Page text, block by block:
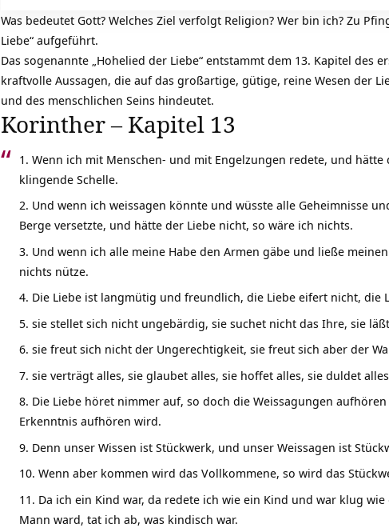
Was bedeutet Gott? Welches Ziel verfolgt Religion? Wer bin ich? Zu
Liebe“ aufgeführt.
Das sogenannte „Hohelied der Liebe“ entstammt dem 13. Kapitel des
kraftvolle Aussagen, die auf das großartige, gütige, reine Wesen der
und des menschlichen Seins hindeutet.
Korinther – Kapitel 13
Wenn ich mit Menschen- und mit Engelzungen redete, und
klingende Schelle.
Und wenn ich weissagen könnte und wüsste alle Geheimnisse
Berge versetzte, und hätte der Liebe nicht, so wäre ich nichts.
Und wenn ich alle meine Habe den Armen gäbe und ließe
nichts nütze.
Die Liebe ist langmütig und freundlich, die Liebe eifert nicht,
sie stellet sich nicht ungebärdig, sie suchet nicht das Ihre, sie
sie freut sich nicht der Ungerechtigkeit, sie freut sich aber der
sie verträgt alles, sie glaubet alles, sie hoffet alles, sie duldet
Die Liebe höret nimmer auf, so doch die Weissagungen
Erkenntnis aufhören wird.
Denn unser Wissen ist Stückwerk, und unser Weissagen ist
Wenn aber kommen wird das Vollkommene, so wird das
Da ich ein Kind war, da redete ich wie ein Kind und war klug
Mann ward, tat ich ab, was kindisch war.